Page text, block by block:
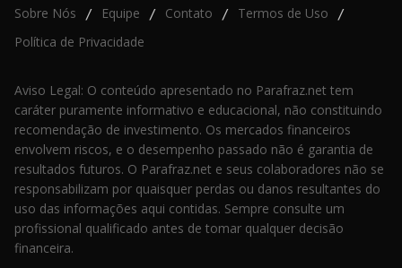
Sobre Nós / Equipe / Contato / Termos de Uso /
Política de Privacidade
Aviso Legal: O conteúdo apresentado no Parafraz.net tem
caráter puramente informativo e educacional, não constituindo
recomendação de investimento. Os mercados financeiros
envolvem riscos, e o desempenho passado não é garantia de
resultados futuros. O Parafraz.net e seus colaboradores não se
responsabilizam por quaisquer perdas ou danos resultantes do
uso das informações aqui contidas. Sempre consulte um
profissional qualificado antes de tomar qualquer decisão
financeira.